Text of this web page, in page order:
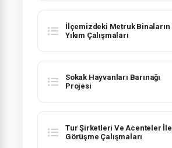
İlçemizdeki Metruk Binaların
Yıkım Çalışmaları
Sokak Hayvanları Barınağı
Projesi
Tur Şirketleri Ve Acenteler İle
Görüşme Çalışmaları